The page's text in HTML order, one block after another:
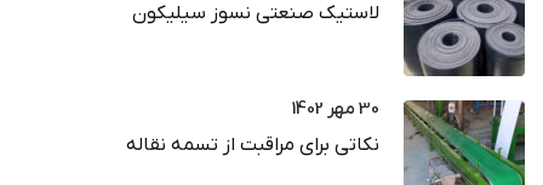
لاستیک صنعتی نسوز سیلیکون
30 مهر 1402
نکاتی برای مراقبت از تسمه نقاله